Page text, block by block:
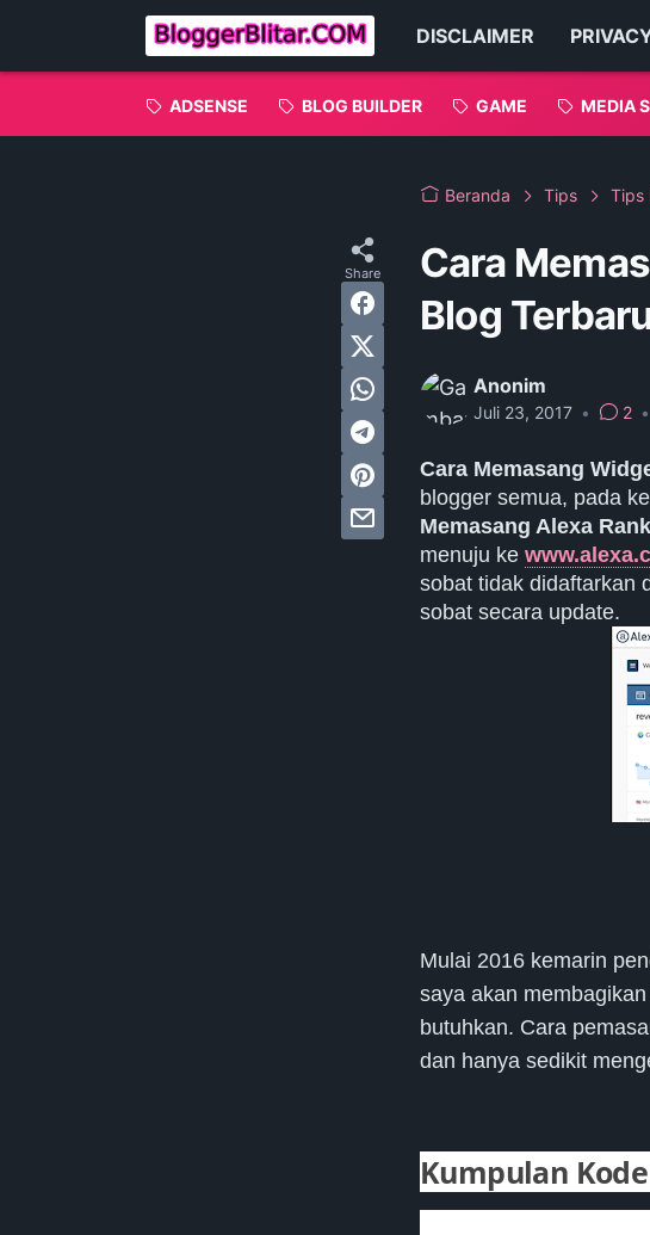
DISCLAIMER
ADSENSE BLOG BUILDER GAME MEDIA
Beranda Tips Tips
Cara
Blog
Anonim
Juli 23, 2017 • 2 •
Cara Memasang
blogger semua, pada
Memasang Alexa
menuju ke
sobat tidak didaftarkan
sobat secara update.
Mulai 2016 kemarin
saya akan
butuhkan. Cara
dan hanya sedikit
Kumpulan